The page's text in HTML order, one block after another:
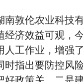
敦伦农业科技
济效益可观，
工作业，增强
指出要防控风